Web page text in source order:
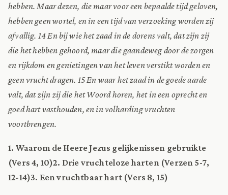
hebben. Maar dezen, die maar voor een bepaalde tijd geloven,
hebben geen wortel, en in een tijd van verzoeking worden zij
afvallig. 14 En bij wie het zaad in de dorens valt, dat zijn zij
die het hebben gehoord, maar die gaandeweg door de zorgen
en rijkdom en genietingen van het leven verstikt worden en
geen vrucht dragen. 15 En waar het zaad in de goede aarde
valt, dat zijn zij die het Woord horen, het in een oprecht en
goed hart vasthouden, en in volharding vruchten
voortbrengen.
1. Waarom de Heere Jezus gelijkenissen gebruikte
(Vers 4, 10)2. Drie vruchteloze harten (Verzen 5-7,
12-14)3. Een vruchtbaar hart (Vers 8, 15)